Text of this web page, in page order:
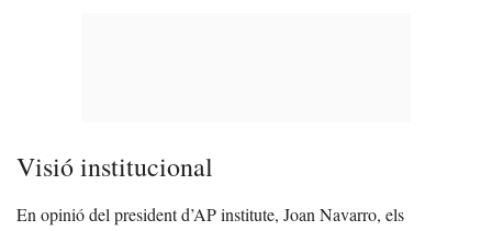
Visió institucional
En opinió del president d’AP institute, Joan Navarro, els